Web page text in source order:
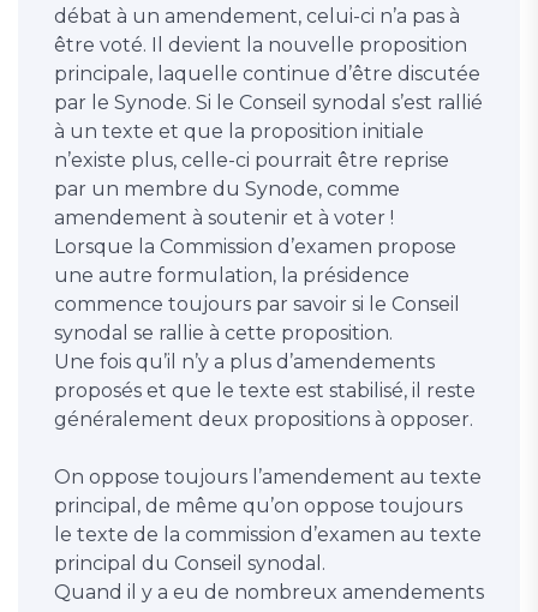
débat à un amendement, celui-ci n’a pas à
être voté. Il devient la nouvelle proposition
principale, laquelle continue d’être discutée
par le Synode. Si le Conseil synodal s’est rallié
à un texte et que la proposition initiale
n’existe plus, celle-ci pourrait être reprise
par un membre du Synode, comme
amendement à soutenir et à voter !
Lorsque la Commission d’examen propose
une autre formulation, la présidence
commence toujours par savoir si le Conseil
synodal se rallie à cette proposition.
Une fois qu’il n’y a plus d’amendements
proposés et que le texte est stabilisé, il reste
généralement deux propositions à opposer.
On oppose toujours l’amendement au texte
principal, de même qu’on oppose toujours
le texte de la commission d’examen au texte
principal du Conseil synodal.
Quand il y a eu de nombreux amendements